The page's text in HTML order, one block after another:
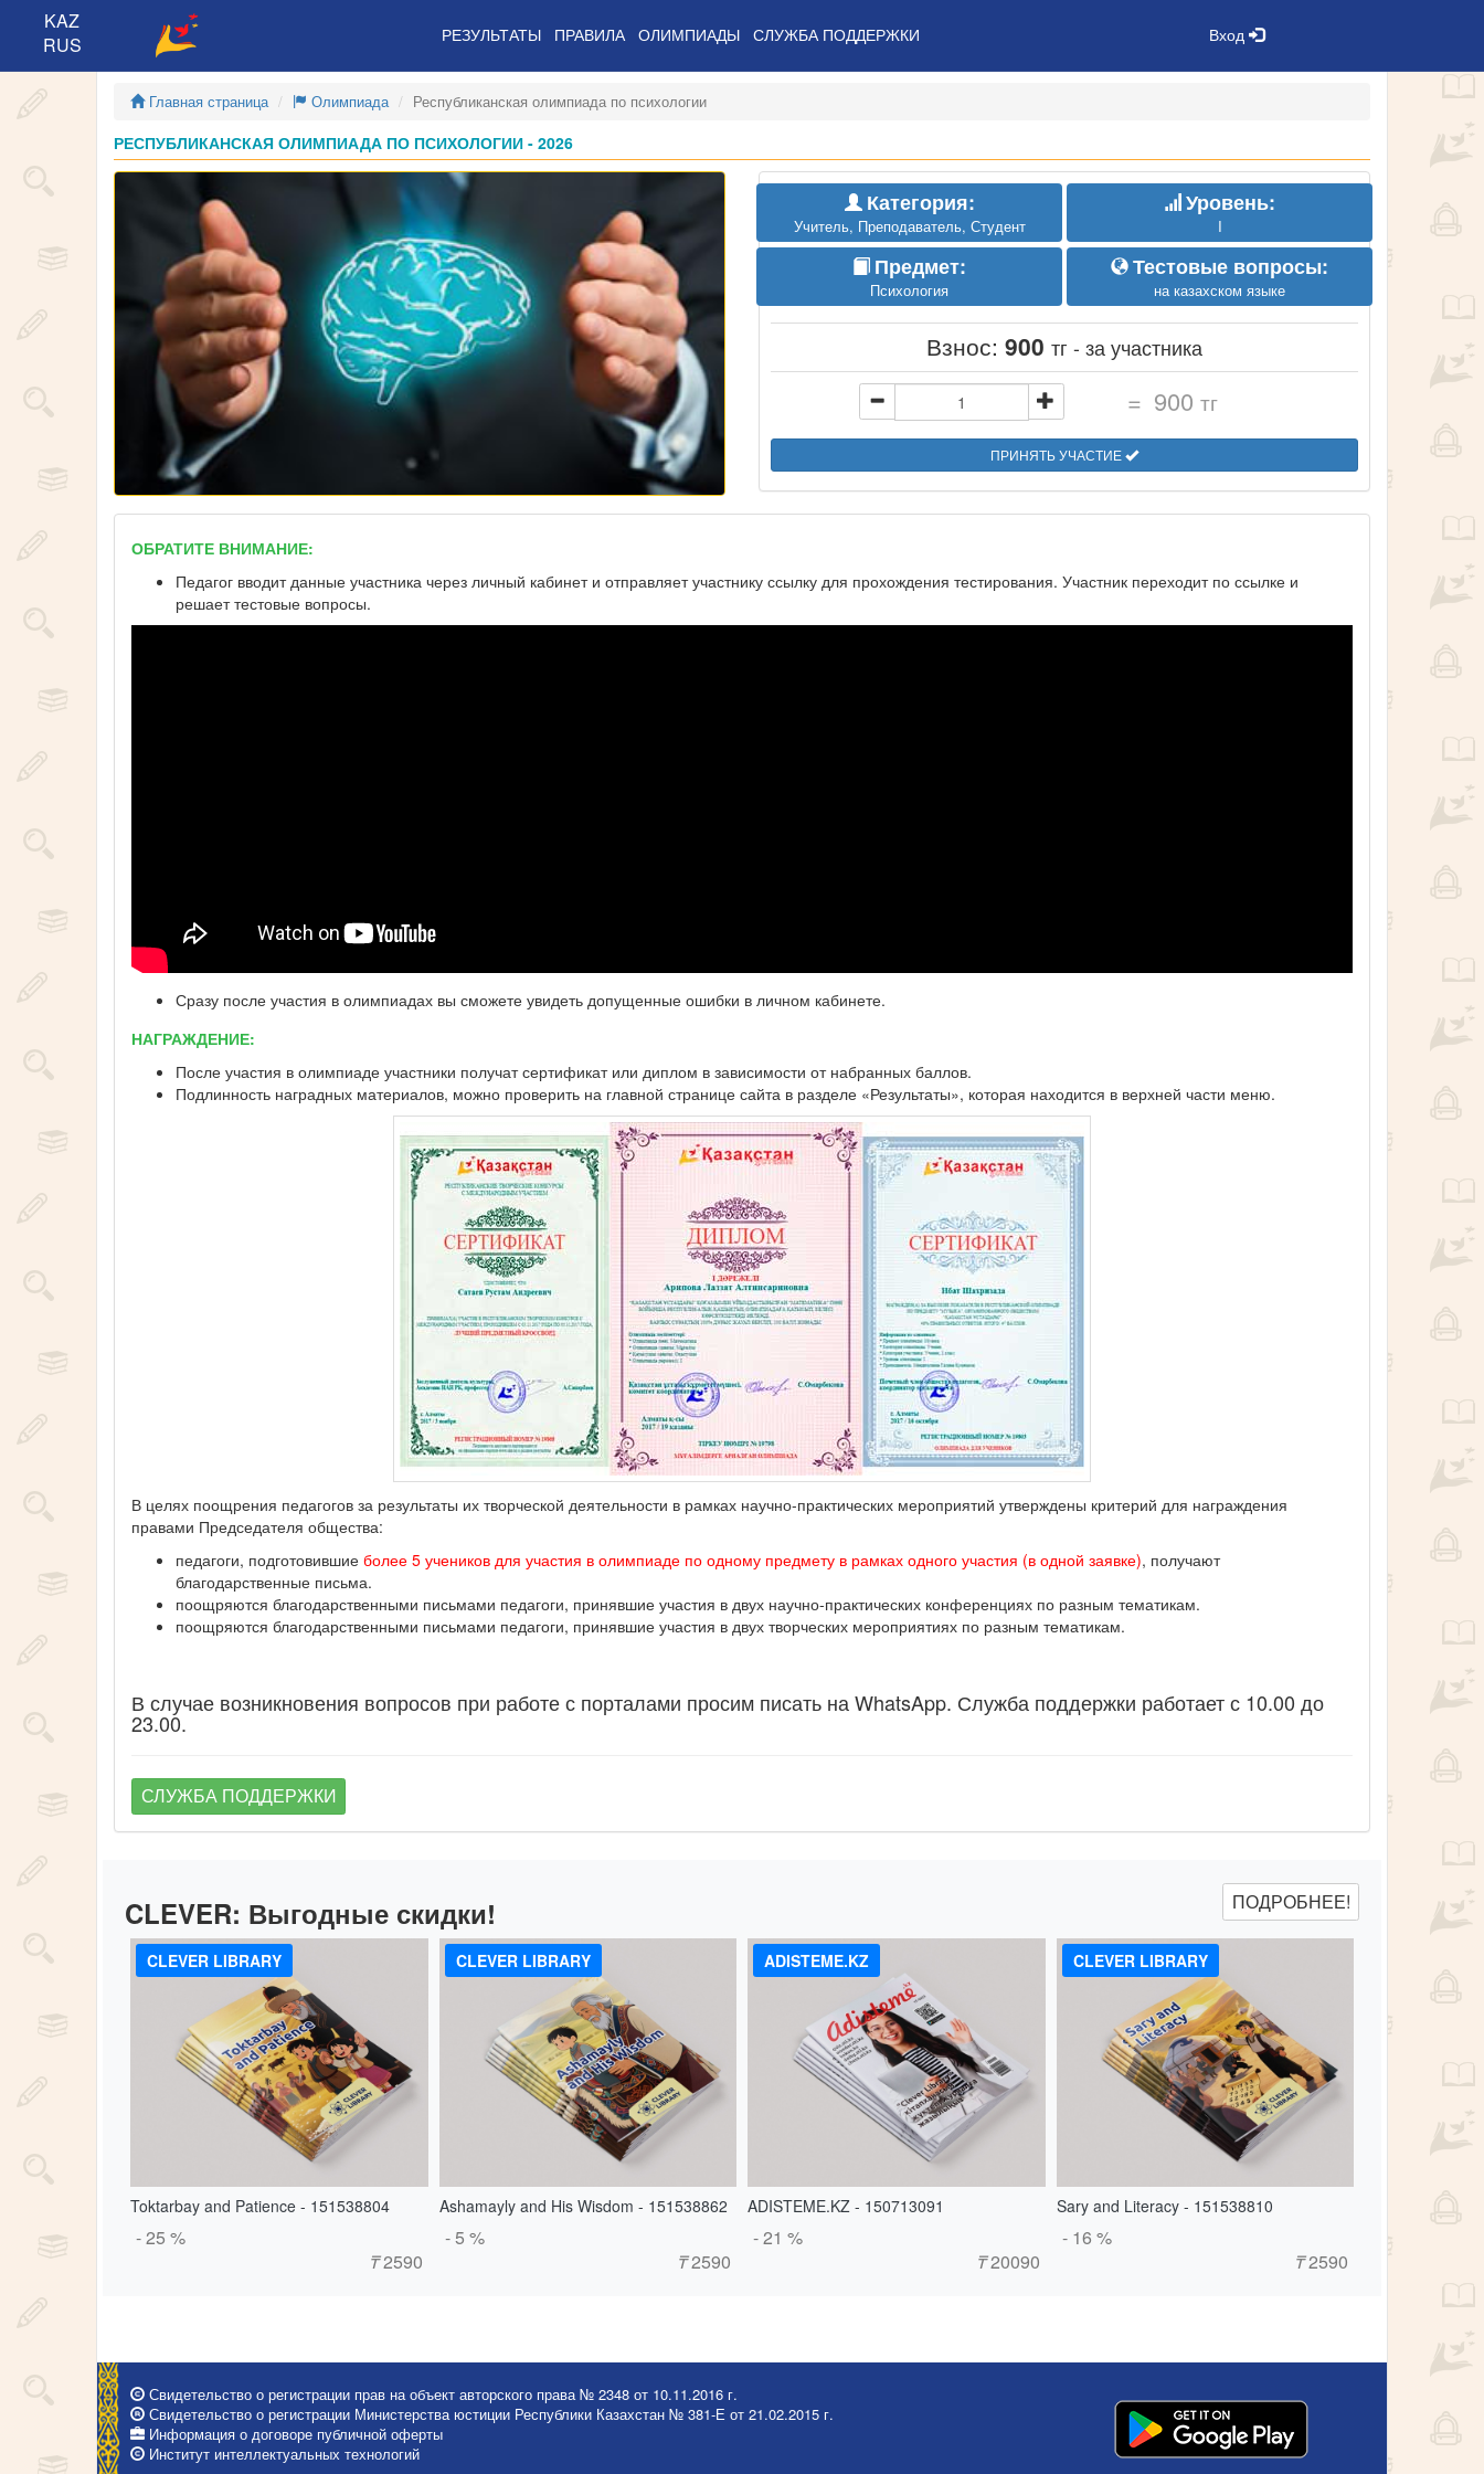
KAZ
RUS
РЕЗУЛЬТАТЫ ПРАВИЛА ОЛИМПИАДЫ СЛУЖБА ПОДДЕРЖКИ Вход
Главная страница Олимпиада Республиканская олимпиада по психологии
РЕСПУБЛИКАНСКАЯ ОЛИМПИАДА ПО ПСИХОЛОГИИ - 2026
Категория:
Учитель, Преподаватель, Студент
Уровень:
I
Предмет:
Психология
Тестовые вопросы:
на казахском языке
Взнос: 900 тг - за участника
= 900 тг
ПРИНЯТЬ УЧАСТИЕ
ОБРАТИТЕ ВНИМАНИЕ:
Педагог вводит данные участника через личный кабинет и отправляет участнику ссылку для прохождения тестирования. Участник переходит по ссылке и
решает тестовые вопросы.
Сразу после участия в олимпиадах вы сможете увидеть допущенные ошибки в личном кабинете.
НАГРАЖДЕНИЕ:
После участия в олимпиаде участники получат сертификат или диплом в зависимости от набранных баллов.
Подлинность наградных материалов, можно проверить на главной странице сайта в разделе «Результаты», которая находится в верхней части меню.
В целях поощрения педагогов за результаты их творческой деятельности в рамках научно-практических мероприятий утверждены критерий для награждения
правами Председателя общества:
педагоги, подготовившие более 5 учеников для участия в олимпиаде по одному предмету в рамках одного участия (в одной заявке), получают
благодарственные письма.
поощряются благодарственными письмами педагоги, принявшие участия в двух научно-практических конференциях по разным тематикам.
поощряются благодарственными письмами педагоги, принявшие участия в двух творческих мероприятиях по разным тематикам.
В случае возникновения вопросов при работе с порталами просим писать на WhatsApp. Служба поддержки работает с 10.00 до
23.00.
СЛУЖБА ПОДДЕРЖКИ
CLEVER: Выгодные скидки! ПОДРОБНЕЕ!
CLEVER LIBRARY
Toktarbay and Patience - 151538804
- 25 %
₸2590
CLEVER LIBRARY
Ashamayly and His Wisdom - 151538862
- 5 %
₸2590
ADISTEME.KZ
ADISTEME.KZ - 150713091
- 21 %
₸20090
CLEVER LIBRARY
Sary and Literacy - 151538810
- 16 %
₸2590
Свидетельство о регистрации прав на объект авторского права № 2348 от 10.11.2016 г.
Свидетельство о регистрации Министерства юстиции Республики Казахстан № 381-Е от 21.02.2015 г.
Информация о договоре публичной оферты
Институт интеллектуальных технологий